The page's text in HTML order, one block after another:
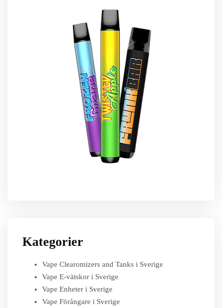
Kategorier
Vape Clearomizers and Tanks i Sverige
Vape E-vätskor i Sverige
Vape Enheter i Sverige
Vape Förångare i Sverige